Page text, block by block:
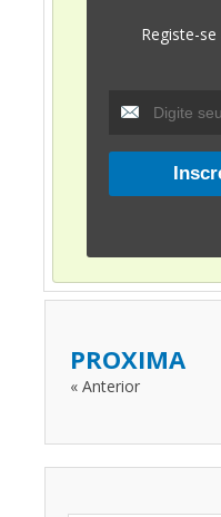
Registe-
PROXIMA
« Anterior